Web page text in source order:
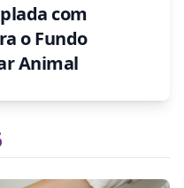
com
o Fundo
Animal